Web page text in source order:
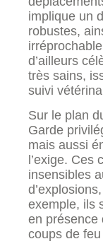
implique un
robustes,
d’ailleurs
très sains,
suivi
Sur le plan
Garde
mais aussi
l’exige.
insensibles
exemple, ils
en présence
coups de